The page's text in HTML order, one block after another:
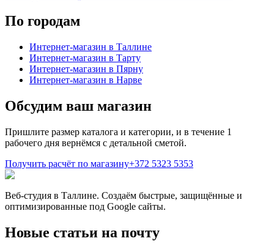
По городам
Интернет-магазин в Таллине
Интернет-магазин в Тарту
Интернет-магазин в Пярну
Интернет-магазин в Нарве
Обсудим ваш магазин
Пришлите размер каталога и категории, и в течение 1
рабочего дня вернёмся с детальной сметой.
Получить расчёт по магазину+372 5323 5353
Веб-студия в Таллине. Создаём быстрые, защищённые и
оптимизированные под Google сайты.
Новые статьи на почту